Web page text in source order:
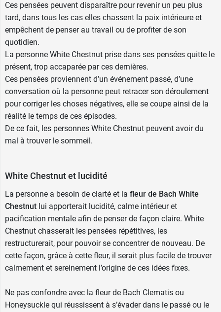
Ces pensées peuvent disparaître pour revenir un peu plus
tard, dans tous les cas elles chassent la paix intérieure et
empêchent de penser au travail ou de profiter de son
quotidien.
La personne White Chestnut prise dans ses pensées quitte le
présent, trop accaparée par ces dernières.
Ces pensées proviennent d’un événement passé, d’une
conversation où la personne peut retracer son déroulement
pour corriger les choses négatives, elle se coupe ainsi de la
réalité le temps de ces épisodes.
De ce fait, les personnes White Chestnut peuvent avoir du
mal à trouver le sommeil.
White Chestnut et lucidité
La personne a besoin de clarté et la fleur de Bach White
Chestnut lui apporterait lucidité, calme intérieur et
pacification mentale afin de penser de façon claire. White
Chestnut chasserait les pensées répétitives, les
restructurerait, pour pouvoir se concentrer de nouveau. De
cette façon, grâce à cette fleur, il serait plus facile de trouver
calmement et sereinement l’origine de ces idées fixes.
Ne pas confondre avec la fleur de Bach Clematis ou
Honeysuckle qui réussissent à s’évader dans le passé ou le